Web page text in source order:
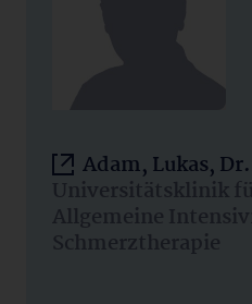
Adam, Lukas,
Universitätsklinik
Allgemeine
Schmerztherapie